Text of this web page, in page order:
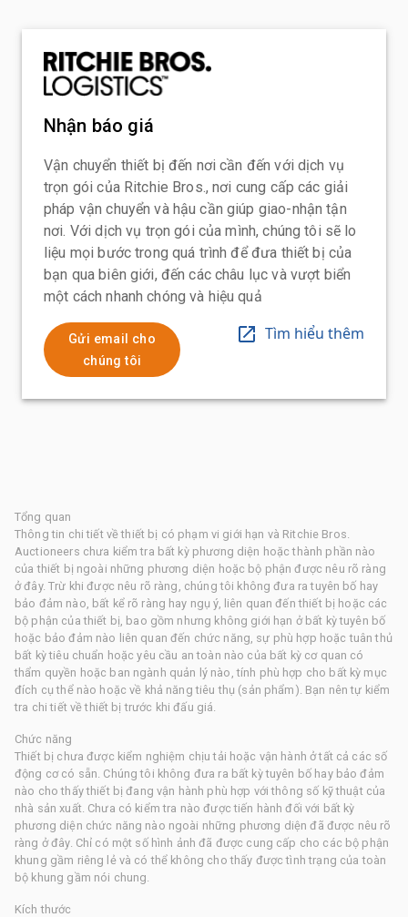
Nhận báo giá
Vận chuyển thiết bị đến nơi cần đến với dịch vụ
trọn gói của Ritchie Bros., nơi cung cấp các giải
pháp vận chuyển và hậu cần giúp giao-nhận tận
nơi. Với dịch vụ trọn gói của mình, chúng tôi sẽ lo
liệu mọi bước trong quá trình để đưa thiết bị của
bạn qua biên giới, đến các châu lục và vượt biển
một cách nhanh chóng và hiệu quả
Gửi email cho
chúng tôi
Tìm hiểu thêm
Tổng quan
Thông tin chi tiết về thiết bị có phạm vi giới hạn và Ritchie Bros.
Auctioneers chưa kiểm tra bất kỳ phương diện hoặc thành phần nào
của thiết bị ngoài những phương diện hoặc bộ phận được nêu rõ ràng
ở đây. Trừ khi được nêu rõ ràng, chúng tôi không đưa ra tuyên bố hay
bảo đảm nào, bất kể rõ ràng hay ngụ ý, liên quan đến thiết bị hoặc các
bộ phận của thiết bị, bao gồm nhưng không giới hạn ở bất kỳ tuyên bố
hoặc bảo đảm nào liên quan đến chức năng, sự phù hợp hoặc tuân thủ
bất kỳ tiêu chuẩn hoặc yêu cầu an toàn nào của bất kỳ cơ quan có
thẩm quyền hoặc ban ngành quản lý nào, tính phù hợp cho bất kỳ mục
đích cụ thể nào hoặc về khả năng tiêu thụ (sản phẩm). Bạn nên tự kiểm
tra chi tiết về thiết bị trước khi đấu giá.
Chức năng
Thiết bị chưa được kiểm nghiệm chịu tải hoặc vận hành ở tất cả các số
động cơ có sẵn. Chúng tôi không đưa ra bất kỳ tuyên bố hay bảo đảm
nào cho thấy thiết bị đang vận hành phù hợp với thông số kỹ thuật của
nhà sản xuất. Chưa có kiểm tra nào được tiến hành đối với bất kỳ
phương diện chức năng nào ngoài những phương diện đã được nêu rõ
ràng ở đây. Chỉ có một số hình ảnh đã được cung cấp cho các bộ phận
khung gầm riêng lẻ và có thể không cho thấy được tình trạng của toàn
bộ khung gầm nói chung.
Kích thước